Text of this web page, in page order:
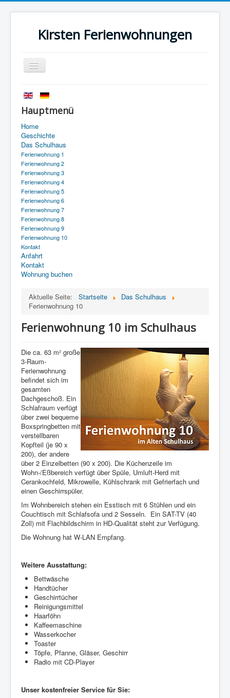
Kirsten Ferienwohnungen
Navigation
an/aus
Startseite
Geschichte
Das Schulhaus
Anfahrt
Kontakt
Impressum
Datenschutz
Hauptmenü
Home
Geschichte
Das Schulhaus
Ferienwohnung 1
Ferienwohnung 2
Ferienwohnung 3
Ferienwohnung 4
Ferienwohnung 5
Ferienwohnung 6
Ferienwohnung 7
Ferienwohnung 8
Ferienwohnung 9
Ferienwohnung 10
Kontakt
Anfahrt
Kontakt
Wohnung buchen
Aktuelle Seite: Startseite
Das Schulhaus
Ferienwohnung 10
Ferienwohnung 10 im Schulhaus
Die ca. 63 m² große
3-Raum-
Ferienwohnung
befindet sich im
gesamten
Dachgeschoß. Ein
Schlafraum verfügt
über zwei bequeme
Boxspringbetten mit
verstellbaren
Kopfteil (je 90 x
200), der andere
über 2 Einzelbetten (90 x 200). Die Küchenzeile im
Wohn-/Eßbereich verfügt über Spüle, Umluft-Herd mit
Cerankochfeld, Mikrowelle, Kühlschrank mit Gefrierfach und
einen Geschirrspüler.
Im Wohnbereich stehen ein Esstisch mit 6 Stühlen und ein
Couchtisch mit Schlafsofa und 2 Sesseln. Ein SAT-TV (40
Zoll) mit Flachbildschirm in HD-Qualität steht zur Verfügung.
Die Wohnung hat W-LAN Empfang.
Weitere Ausstattung:
Bettwäsche
Handtücher
Geschirrtücher
Reinigungsmittel
Haarföhn
Kaffeemaschine
Wasserkocher
Toaster
Töpfe, Pfanne, Gläser, Geschirr
Radio mit CD-Player
Unser kostenfreier Service für Sie: